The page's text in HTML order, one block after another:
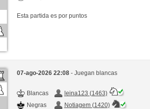
Esta partida es por puntos
07-ago-2026 22:08 - Juegan blancas
Blancas
leina123 (1463)
Negras
Notiagem (1420)